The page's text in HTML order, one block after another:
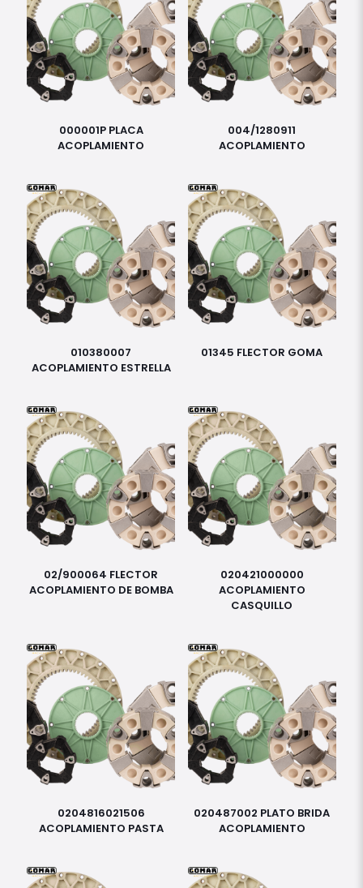
000001P PLACA
ACOPLAMIENTO
004/1280911
ACOPLAMIENTO
010380007
ACOPLAMIENTO ESTRELLA
01345 FLECTOR GOMA
02/900064 FLECTOR
ACOPLAMIENTO DE BOMBA
020421000000
ACOPLAMIENTO
CASQUILLO
0204816021506
ACOPLAMIENTO PASTA
020487002 PLATO BRIDA
ACOPLAMIENTO